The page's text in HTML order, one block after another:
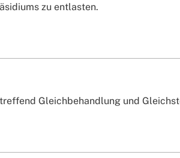
zu entlasten.
Gleichbehandlung und